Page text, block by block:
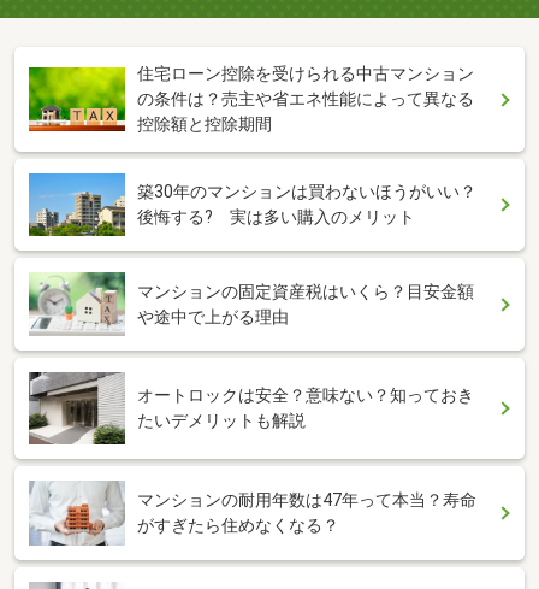
住宅ローン控除を受けられる中古マンション
の条件は？売主や省エネ性能によって異なる
控除額と控除期間
築30年のマンションは買わないほうがいい？
後悔する? 実は多い購入のメリット
マンションの固定資産税はいくら？目安金額
や途中で上がる理由
オートロックは安全？意味ない？知っておき
たいデメリットも解説
マンションの耐用年数は47年って本当？寿命
がすぎたら住めなくなる？